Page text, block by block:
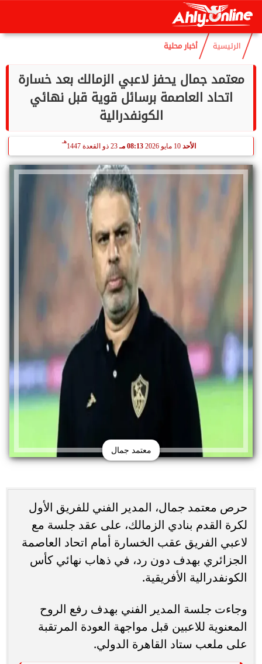
الخميس
الرئيسية أخبار محلية
معتمد جمال يحفز لاعبي الزمالك بعد خسارة
اتحاد العاصمة برسائل قوية قبل نهائي
الكونفدرالية
الأحد 10 مايو 2026 08:13 مـ 23 ذو القعدة 1447
هـ
معتمد جمال
حرص معتمد جمال، المدير الفني للفريق الأول
لكرة القدم بنادي الزمالك، على عقد جلسة مع
لاعبي الفريق عقب الخسارة أمام اتحاد العاصمة
الجزائري بهدف دون رد، في ذهاب نهائي كأس
الكونفدرالية الأفريقية.
وجاءت جلسة المدير الفني بهدف رفع الروح
المعنوية للاعبين قبل مواجهة العودة المرتقبة
على ملعب ستاد القاهرة الدولي.